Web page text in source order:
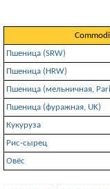
Пшеница (SRW)
Пшеница (HRW)
Пшеница (мельничная,
Пшеница (фуражная, UK)
Кукуруза
Рис-сырец
Овёс